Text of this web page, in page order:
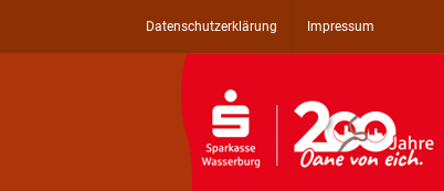
Datenschutzerklärung Impressum